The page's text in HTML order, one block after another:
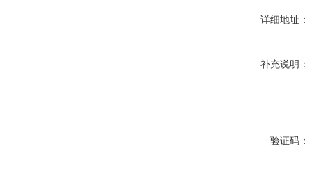
详细地址：
补充说明：
验证码：